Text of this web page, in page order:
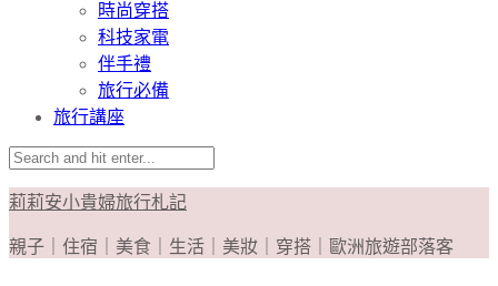
時尚穿搭
科技家電
伴手禮
旅行必備
旅行講座
莉莉安小貴婦旅行札記
親子｜住宿｜美食｜生活｜美妝｜穿搭｜歐洲旅遊部落客